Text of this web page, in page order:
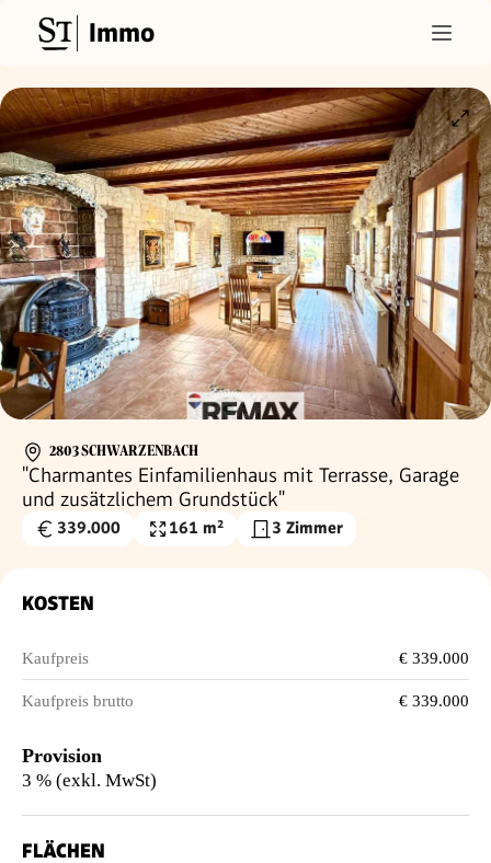
Immo
2803 SCHWARZENBACH
"Charmantes Einfamilienhaus mit Terrasse, Garage
und zusätzlichem Grundstück"
Kaufpreis
339.000
Wohnfläche
161 m² 3 Zimmer
KOSTEN
Kaufpreis € 339.000
Kaufpreis brutto € 339.000
Provision
3 % (exkl. MwSt)
FLÄCHEN